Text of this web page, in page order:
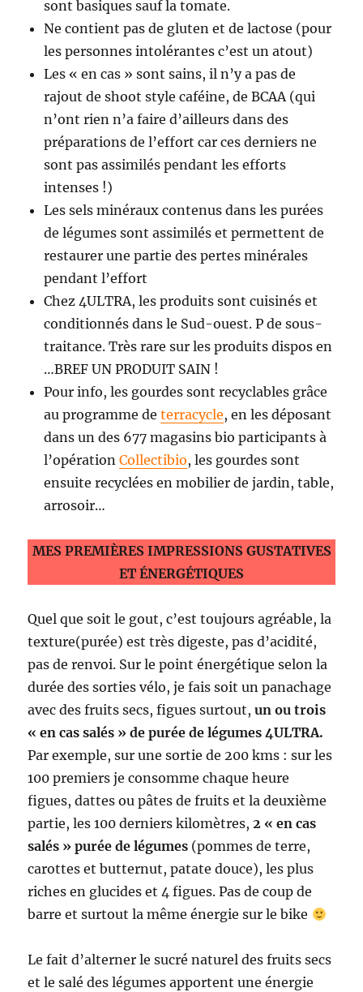
sont basiques sauf la tomate.
Ne contient pas de gluten et de lactose (pour
les personnes intolérantes c’est un atout)
Les « en cas » sont sains, il n’y a pas de
rajout de shoot style caféine, de BCAA (qui
n’ont rien n’a faire d’ailleurs dans des
préparations de l’effort car ces derniers ne
sont pas assimilés pendant les efforts
intenses !)
Les sels minéraux contenus dans les purées
de légumes sont assimilés et permettent de
restaurer une partie des pertes minérales
pendant l’effort
Chez 4ULTRA, les produits sont cuisinés et
conditionnés dans le Sud-ouest. P de sous-
traitance. Très rare sur les produits dispos en
…BREF UN PRODUIT SAIN !
Pour info, les gourdes sont recyclables grâce
au programme deterracycle, en les déposant
dans un des 677 magasins bio participants à
l’opérationCollectibio, les gourdes sont
ensuite recyclées en mobilier de jardin, table,
arrosoir…
MES PREMIÈRES IMPRESSIONS GUSTATIVES
ET ÉNERGÉTIQUES
Quel que soit le gout, c’est toujours agréable, la
texture(purée) est très digeste, pas d’acidité,
pas de renvoi. Sur le point énergétique selon la
durée des sorties vélo, je fais soit un panachage
avec des fruits secs, figues surtout,un ou trois
« en cas salés » de purée de légumes 4ULTRA.
Par exemple, sur une sortie de 200 kms : sur les
100 premiers je consomme chaque heure
figues, dattes ou pâtes de fruits et la deuxième
partie, les 100 derniers kilomètres,2 « en cas
salés » purée de légumes (pommes de terre,
carottes et butternut, patate douce), les plus
riches en glucides et 4 figues. Pas de coup de
barre et surtout la même énergie sur le bike
Le fait d’alterner le sucré naturel des fruits secs
et le salé des légumes apportent une énergie